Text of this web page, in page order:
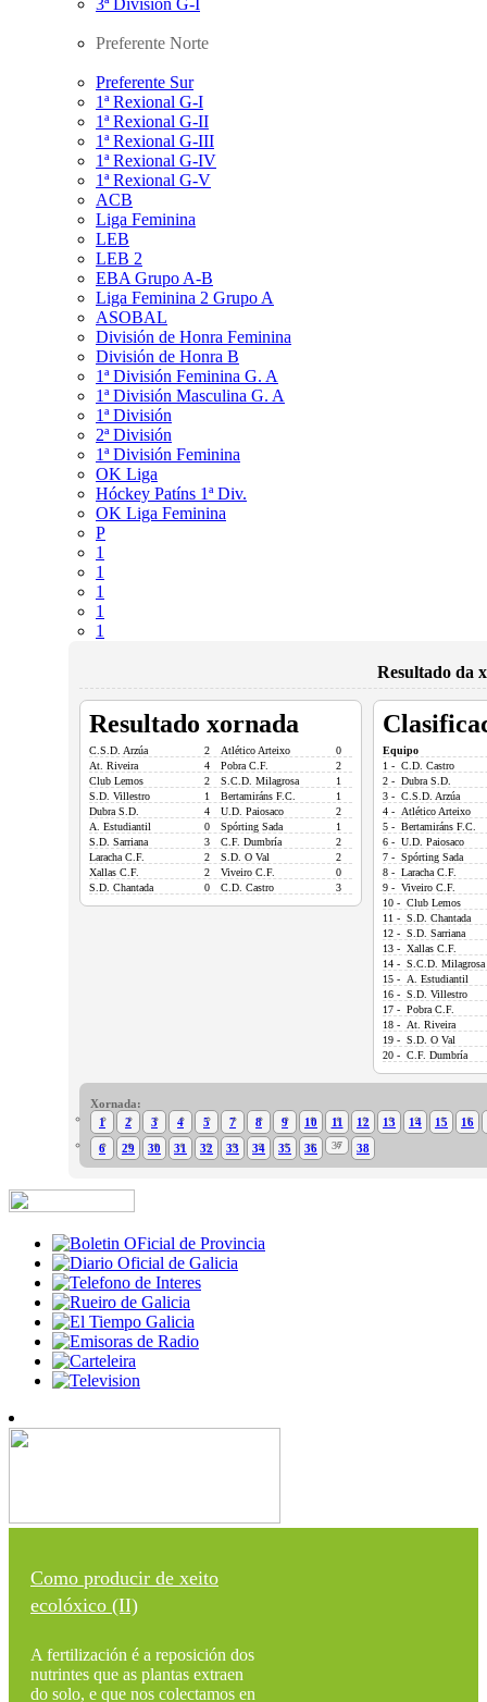
3ª División G-I
Preferente Norte
Preferente Sur
1ª Rexional G-I
1ª Rexional G-II
1ª Rexional G-III
1ª Rexional G-IV
1ª Rexional G-V
ACB
Liga Feminina
LEB
LEB 2
EBA Grupo A-B
Liga Feminina 2 Grupo A
ASOBAL
División de Honra Feminina
División de Honra B
1ª División Feminina G. A
1ª División Masculina G. A
1ª División
2ª División
1ª División Feminina
OK Liga
Hóckey Patíns 1ª Div.
OK Liga Feminina
P
1
1
1
1
1
Resultado da
Resultado xornada
C.S.D. Arzúa 2 Atlético Arteixo
0
At. Riveira
4 Pobra C.F.
2
Club Lemos
2 S.C.D. Milagrosa
1
S.D. Villestro
1 Bertamiráns F.C.
1
Dubra S.D.
4 U.D. Paiosaco
2
A. Estudiantil
0 Spórting Sada
1
S.D. Sarriana
3 C.F. Dumbría
2
Laracha C.F.
2 S.D. O Val
2
Xallas C.F.
2 Viveiro C.F.
0
S.D. Chantada
0 C.D. Castro 3
Equipo
1 - C.D. Castro
2 - Dubra S.D.
3 - C.S.D. Arzúa
4 - Atlético Arteixo
5 - Bertamiráns F.C.
6 - U.D. Paiosaco
7 - Spórting Sada
8 - Laracha C.F.
9 - Viveiro C.F.
10 - Club Lemos
11 - S.D. Chantada
12 - S.D. Sarriana
13 - Xallas C.F.
14 - S.C.D. Milagrosa
15 - A. Estudiantil
16 - S.D. Villestro
17 - Pobra C.F.
18 - At. Riveira
19 - S.D. O Val
20 - C.F. Dumbría
Xornada:
1
2 3 4 5 7 8 9 10 11 12 13 14 15
16
6
29 30 31 32 33 34 35 36 37 38
Como producir de xeito
ecolóxico (II)
A fertilización é a reposición dos
nutrintes que as plantas extraen
do solo, e que nos colectamos en